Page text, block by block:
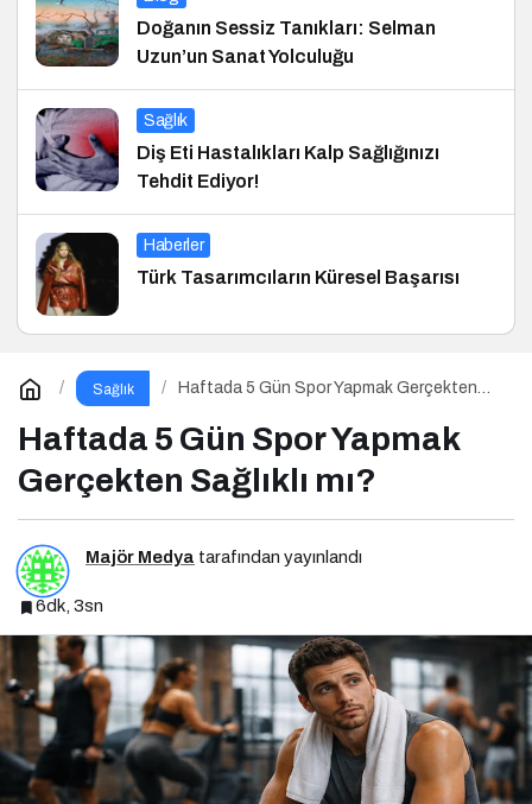
Doğanın Sessiz Tanıkları: Selman
Uzun’un Sanat Yolculuğu
Sağlık
Diş Eti Hastalıkları Kalp Sağlığınızı
Tehdit Ediyor!
Haberler
Türk Tasarımcıların Küresel Başarısı
Sağlık
Haftada 5 Gün Spor Yapmak Gerçekten
Haftada 5 Gün Spor Yapmak
Gerçekten Sağlıklı mı?
Majör Medya tarafından yayınlandı
6dk, 3sn